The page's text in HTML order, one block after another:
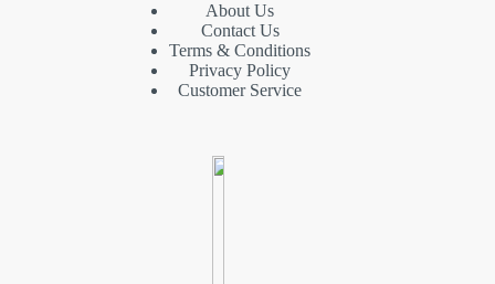
About Us
Contact Us
Terms & Conditions
Privacy Policy
Customer Service